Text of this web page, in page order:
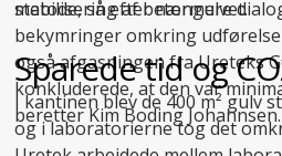
stabilisering af betongulvet.
metode, så efter nærmere
bekymringer omkring
også afgasningen fra Ureteks
konkluderede, at den var
beretter Kim Boding Johannsen.
Sparede tid og
I kantinen blev de 400 m² gulv
og i laboratorierne tog det